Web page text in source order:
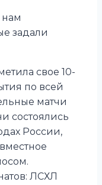
нам
задали
свое 10-
по всей
матчи
состоялись
России,
ЛСХЛ